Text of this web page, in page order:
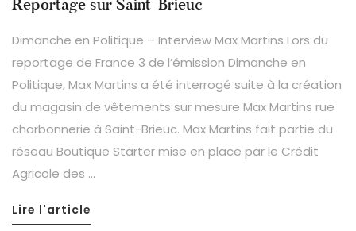
Dimanche en Politique – Interview Max Martins Lors du
reportage de France 3 de l’émission Dimanche en
Politique, Max Martins a été interrogé suite à la création
du magasin de vêtements sur mesure Max Martins rue
charbonnerie à Saint-Brieuc. Max Martins fait partie du
réseau Boutique Starter mise en place par le Crédit
Agricole des …
Lire l'article